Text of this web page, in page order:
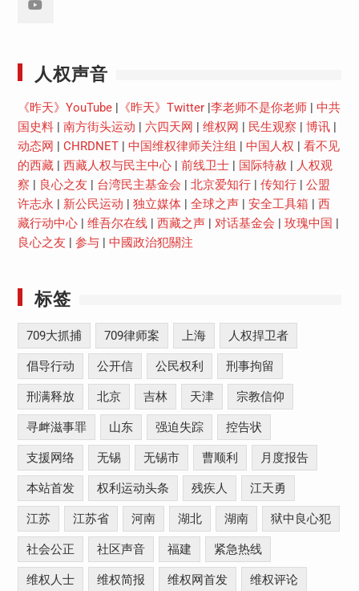
人权声音
《昨天》YouTube| 《昨天》Twitter| 李老师不是你老师| 中共
国史料| 南方街头运动 六四天网 维权网 民生观察 博讯|
动态网
CHRDNET| 中国维权律师关注组 中国人权
看不见
的西藏| 西藏人权与民主中心| 前线卫士| 国际特赦
人权观
察
良心之友 台湾民主基金会 北京爱知行| 传知行| 公盟
许志永
新公民运动 独立媒体| 全球之声| 安全工具箱
西
藏行动中心| 维吾尔在线| 西藏之声| 对话基金会 玫瑰中国
良心之友
参与| 中國政治犯關注
标签
709大抓捕 709律师案 上海 人权捍卫者
倡导行动 公开信 公民权利 刑事拘留
刑满释放 北京 吉林 天津 宗教信仰
寻衅滋事罪 山东 强迫失踪 控告状
支援网络 无锡 无锡市 曹顺利 月度报告
本站首发 权利运动头条 残疾人 江天勇
江苏 江苏省 河南 湖北 湖南 狱中良心犯
社会公正 社区声音 福建 紧急热线
维权人士 维权简报 维权网首发 维权评论